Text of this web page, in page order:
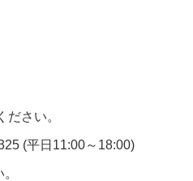
さい。
(平日11:00～18:00)